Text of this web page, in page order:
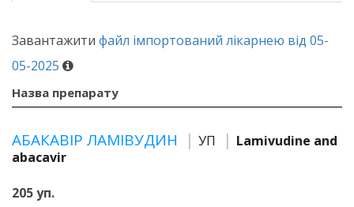
Завантажити файл імпортований лікарнею від 05-
05-2025
Назва препарату
АБАКАВІР ЛАМІВУДИН УП
Lamivudine and
abacavir
205 уп.